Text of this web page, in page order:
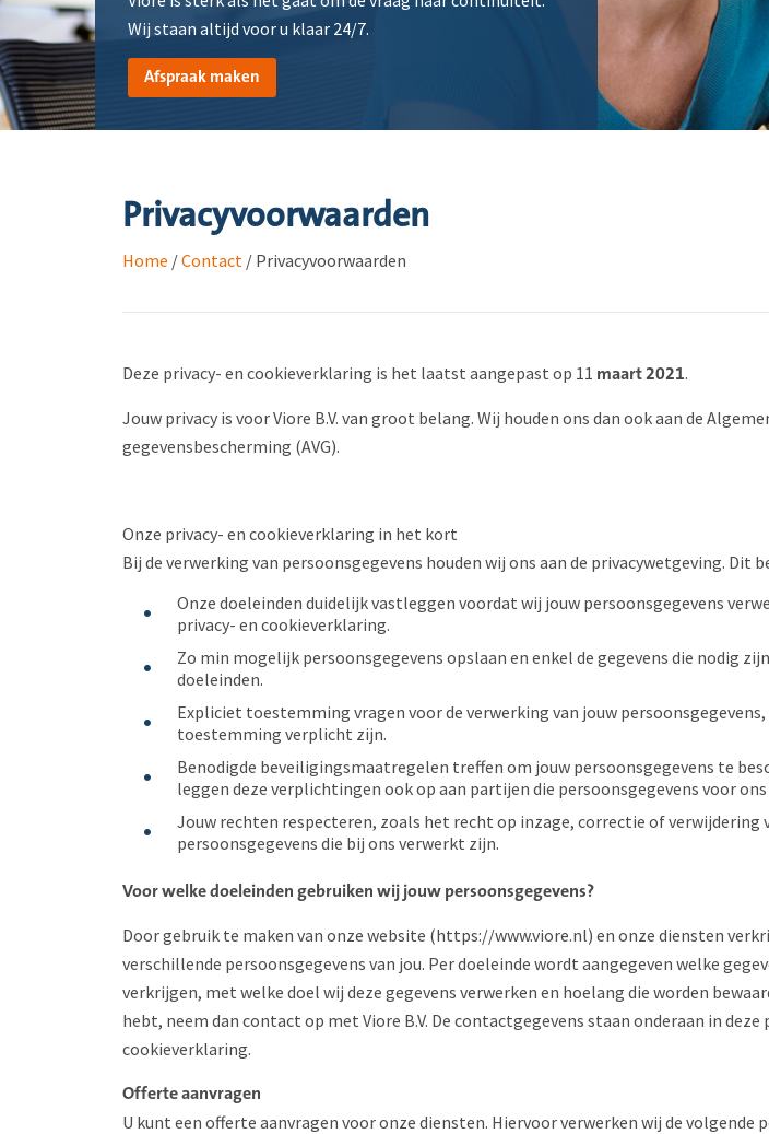
Wij staan altijd voor u klaar 24/7.
Afspraak maken
Privacyvoorwaarden
Home /Contact / Privacyvoorwaarden
Deze privacy- en cookieverklaring is het laatst aangepast op 11 maart 2021.
Jouw privacy is voor Viore B.V. van groot belang. Wij houden ons dan ook aan de
gegevensbescherming (AVG).
Onze privacy- en cookieverklaring in het kort
Bij de verwerking van persoonsgegevens houden wij ons aan de privacywetgeving. Dit
Onze doeleinden duidelijk vastleggen voordat wij jouw persoonsgegevens
privacy- en cookieverklaring.
Zo min mogelijk persoonsgegevens opslaan en enkel de gegevens die nodig
doeleinden.
Expliciet toestemming vragen voor de verwerking van jouw
toestemming verplicht zijn.
Benodigde beveiligingsmaatregelen treffen om jouw persoonsgegevens te
leggen deze verplichtingen ook op aan partijen die persoonsgegevens voor
Jouw rechten respecteren, zoals het recht op inzage, correctie of verwijdering
persoonsgegevens die bij ons verwerkt zijn.
Voor welke doeleinden gebruiken wij jouw persoonsgegevens?
Door gebruik te maken van onze website (https://www.viore.nl) en onze diensten
verschillende persoonsgegevens van jou. Per doeleinde wordt aangegeven welke
verkrijgen, met welke doel wij deze gegevens verwerken en hoelang die worden
hebt, neem dan contact op met Viore B.V. De contactgegevens staan onderaan in deze
cookieverklaring.
Offerte aanvragen
U kunt een offerte aanvragen voor onze diensten. Hiervoor verwerken wij de volgende